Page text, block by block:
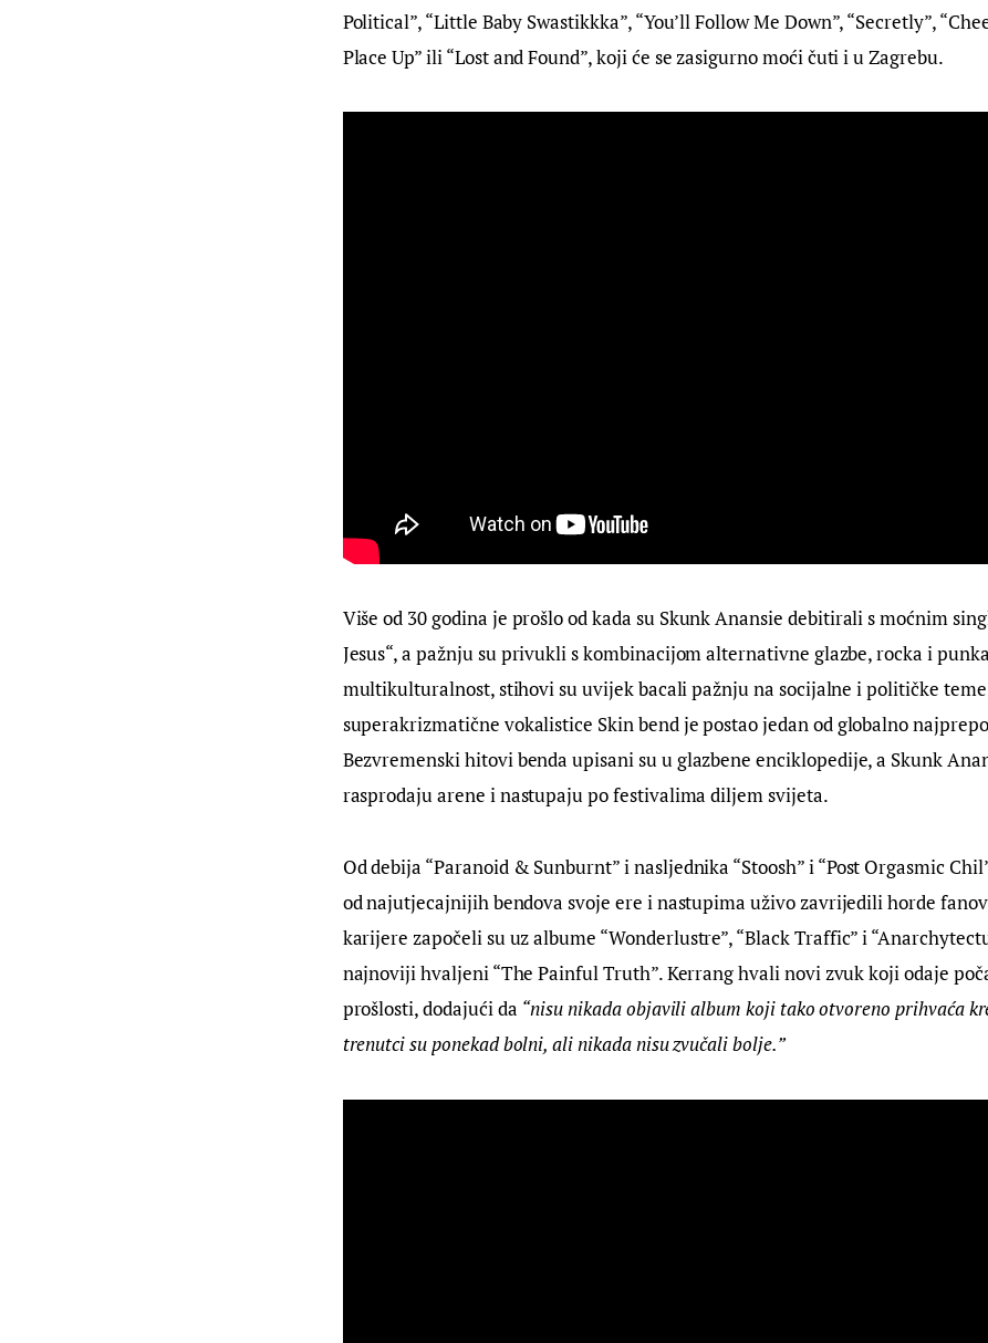
Political”, “Little Baby Swastikkka”, “You’ll Follow Me Down”, “Secretly”,
Place Up” ili “Lost and Found”, koji će se zasigurno moći čuti i u Zagrebu.
Više od 30 godina je prošlo od kada su Skunk Anansie debitirali s moćnim
Jesus“, a pažnju su privukli s kombinacijom alternativne glazbe, rocka i
multikulturalnost, stihovi su uvijek bacali pažnju na socijalne i političke
superakrizmatične vokalistice Skin bend je postao jedan od globalno
Bezvremenski hitovi benda upisani su u glazbene enciklopedije, a Skunk
rasprodaju arene i nastupaju po festivalima diljem svijeta.
Od debija “Paranoid & Sunburnt” i nasljednika “Stoosh” i “Post Orgasmic
od najutjecajnijih bendova svoje ere i nastupima uživo zavrijedili horde
karijere započeli su uz albume “Wonderlustre”, “Black Traffic” i
najnoviji hvaljeni “The Painful Truth”. Kerrang hvali novi zvuk koji odaje
prošlosti, dodajući da “nisu nikada objavili album koji tako otvoreno prihvaća
trenutci su ponekad bolni, ali nikada nisu zvučali bolje.”